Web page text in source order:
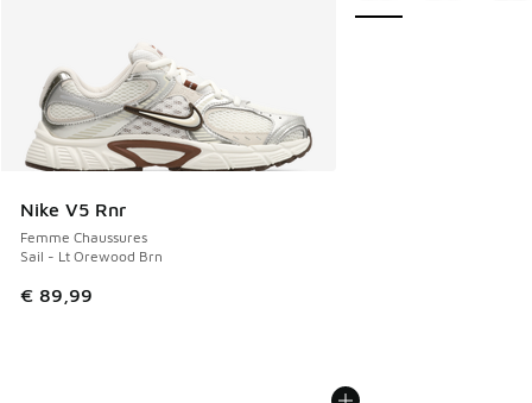
Nike V5 Rnr
Femme Chaussures
Sail - Lt Orewood Brn
€ 89,99